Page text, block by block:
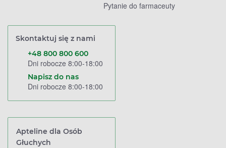
Pytanie do farmaceuty
Skontaktuj się z nami
+48 800 800 600
Dni robocze 8:00-18:00
Napisz do nas
Dni robocze 8:00-18:00
Apteline dla Osób
Głuchych